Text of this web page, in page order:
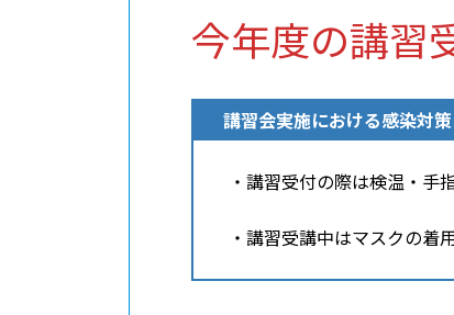
今年度の講習
講習会実施における感染対
・講習受付の際は検温・手
・講習受講中はマスクの着